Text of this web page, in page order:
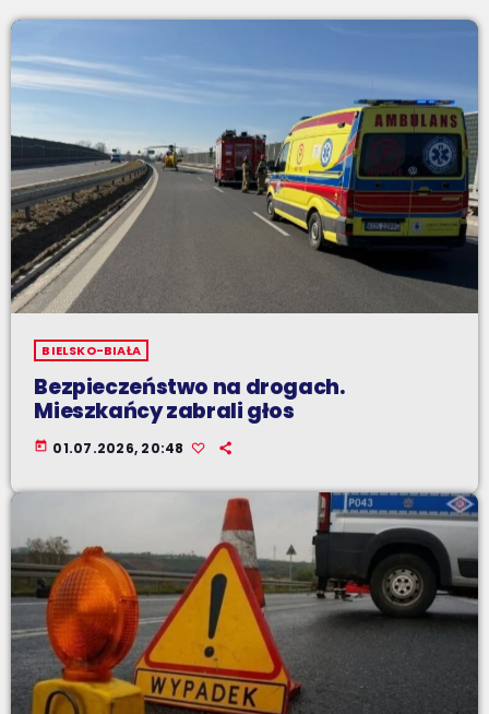
BIELSKO-BIAŁA
Bezpieczeństwo na drogach.
Mieszkańcy zabrali głos
today 01.07.2026, 20:48